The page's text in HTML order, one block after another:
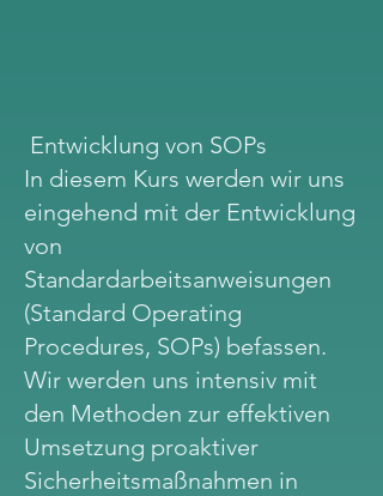
Entwicklung von SOPs
In diesem Kurs werden wir uns
eingehend mit der Entwicklung
von
Standardarbeitsanweisungen
(Standard Operating
Procedures, SOPs) befassen.
Wir werden uns intensiv mit
den Methoden zur effektiven
Umsetzung proaktiver
Sicherheitsmaßnahmen in